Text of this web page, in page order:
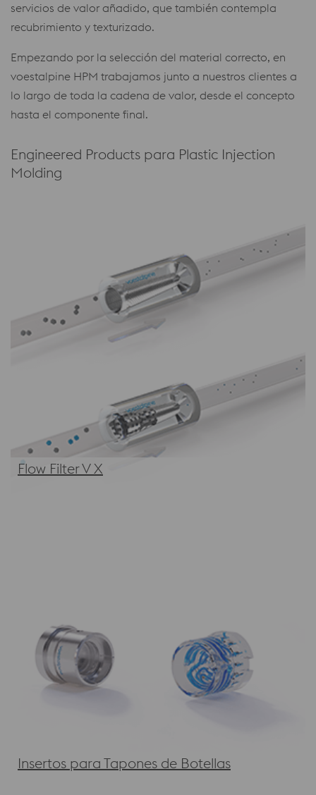
servicios de valor añadido, que también contempla
recubrimiento y texturizado.
Empezando por la selección del material correcto, en
voestalpine HPM trabajamos junto a nuestros clientes a
lo largo de toda la cadena de valor, desde el concepto
hasta el componente final.
Engineered Products para Plastic Injection
Molding
Flow Filter V X
Insertos para Tapones de Botellas